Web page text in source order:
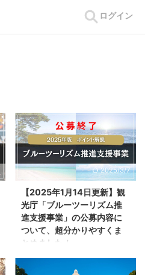
ログイン
2025/3/7
【2025年1月14日更新】観
光庁「ブルーツーリズム推
進支援事業」の公募内容に
ついて、超分かりやすくま
とめました！
2025年1月10日、観光庁の公式サ
イトより、「ブルーツーリズム推